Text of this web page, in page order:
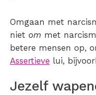
Omgaan met
niet om met
betere mensen op,
Assertieve lui,
Jezelf